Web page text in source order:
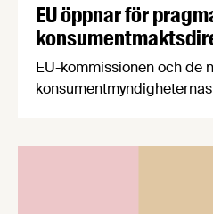
EU öppnar för
EU-kommissionen och de